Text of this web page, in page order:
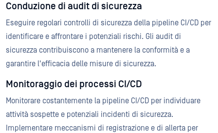
Conduzione di audit di sicurezza
Eseguire regolari controlli di sicurezza della pipeline CI/CD per
identificare e affrontare i potenziali rischi. Gli audit di
sicurezza contribuiscono a mantenere la conformità e a
garantire l'efficacia delle misure di sicurezza.
Monitoraggio dei processi CI/CD
Monitorare costantemente la pipeline CI/CD per individuare
attività sospette e potenziali incidenti di sicurezza.
Implementare meccanismi di registrazione e di allerta per